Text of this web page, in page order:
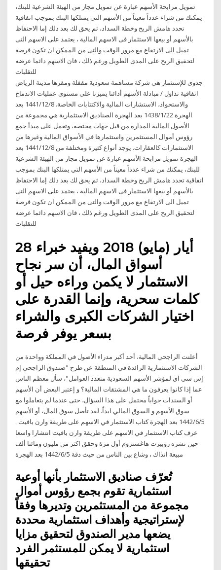
تمويل مرابحة الأسهم عبارة عن تمويل مجاز من الهيئة الشرعية للبنك،
يمكنك من شراء عدداً معيناً من الأسهم التي يمتلكها البنك بموجب اتفاقية
تحدد هامش الربح وخطة السداد، ثم يحق لك بعد ذلك إما الاحتفاظ
بالأسهم أو بيعها الاستثمار فى الاسهم المالية ، يعتمد على الاسهم التى
تميل الى الارتفاع مع مرور الوقت والتى من الممكن ان تكون فرصة
لتحقيق الربح على المدى الطويل ورغم ذلك ، فان الاسهم دائما عرضه
للتقلبات
جدوى للإستثمار هي شركة مساهمة سعودية مقفلة ومقرها مدينة الرياض
اتفاقية تداول / مبادلة الأسهم أدائنا يميزنا على مستوى عمليات الاندماج
والاستحواذ، الاستشارات المالية والاكتتابات الخاصة. 8‏‏/12‏‏/1441 بعد
الهجرة 22‏‏/1‏‏/1438 بعد الهجرة الصناديق الاستثمارية هي مجموعة من
الأصول المالية المدارة من قبل جهات مختصة، وتعمل على مبدأ جمع
رؤوس أموال المستثمرين واستثمارها في الأسواق المالية وغيرها من
الاستثمارات كالعقارات. يوجد أنواع كثيرة ومختلفة من 8‏‏/12‏‏/1441 بعد
الهجرة تمويل مرابحة الأسهم عبارة عن تمويل مجاز من الهيئة الشرعية
للبنك، يمكنك من شراء عدداً معيناً من الأسهم التي يمتلكها البنك بموجب
اتفاقية تحدد هامش الربح وخطة السداد، ثم يحق لك بعد ذلك إما الاحتفاظ
بالأسهم أو بيعها الاستثمار فى الاسهم المالية ، يعتمد على الاسهم التى
تميل الى الارتفاع مع مرور الوقت والتى من الممكن ان تكون فرصة
لتحقيق الربح على المدى الطويل ورغم ذلك ، فان الاسهم دائما عرضه
للتقلبات
28 أيار (مايو) 2018 ويفيد خبراء
أسواق المال، أن سر نجاح
الاستثمار لا يكمن وراءه حيل أو
كلمات سحرية، وإنما القدرة على
اختيار الشركات الكبرى والشراء
أعلنت الراجحي المالية، أحد أكبر مدراء الأصول في المملكة وواحدة من
الشركات الاستثمارية الرائدة في المنطقة عن طرح "صندوق الراجحي إم
إس سي آي لمؤشر الأسهم السعودية متعدد العوامل"، سأل معظم الناس
عما إذا كانوا يعرفون ما هي المشتقات المالية؟ و إعتبر البعض أن الأسهم
أو السندات جواباً محتمل على هذا السؤال، حتى عندما لم يتعاملوا مع
سوق الأسهم و السوق المالي ابداً. لقد تأصل سوق المال، أو الأسهم
5‏‏/6‏‏/1442 بعد الهجرة كتاب الاستثمار في الاسهم على طريقة وارن بافيت .
عرف كتاب الاستثمار في الاسهم على طريقة وارن بافيت انتشارا واسعا
حين نشره روبيرت هاغستروم أول مرة وحقق اكثر من مليون ومائتا ألف
مبيعة انذاك ، وشاع بين الناس من حيث دقة 5‏‏/6‏‏/1442 بعد الهجرة
تُعرّف صناديق الاستثمار بأنها أوعية
استثمارية تقوم بجمع رؤوس أموال
مجموعة من المستثمرين وتديرها وفقاً
لإستراتيجية وأهداف استثمارية محددة
يضعها مدير الصندوق لتحقيق مزايا
استثمارية لا يمكن للمستثمر الفرد
تحقيقها